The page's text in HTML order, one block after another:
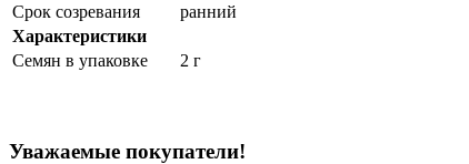
Срок созревания
ранний
Характеристики
Семян в упаковке
2 г
Уважаемые покупатели!